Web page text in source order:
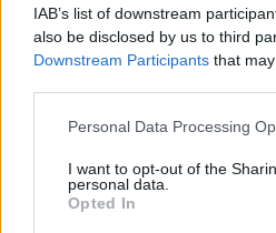
IAB’s list of downstream
also be disclosed by us to third
Downstream Participants that
Personal Data Processing
I want to opt-out of the
personal data.
Opted In
HS